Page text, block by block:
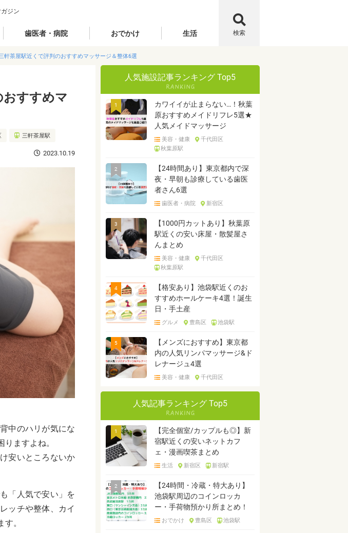
ジン
歯医者・病院 おでかけ 生活 検索
軒茶屋駅近くで評判のおすすめマッサージ＆整体6選
おすすめマ
三軒茶屋駅
2023.10.19
中のハリが気にな
ますよね。
安いところないか
「人気で安い」を
ッチや整体、カイ
。
人気施設記事ランキング Top5
1
カワイイが止まらない…！秋葉
原おすすめメイドリフレ5選★
人気メイドマッサージ
美容・健康
千代田区
秋葉原駅
2
【24時間あり】東京都内で深
夜・早朝も診療している歯医
者さん6選
歯医者・病院 新宿区
3
【1000円カットあり】秋葉原
駅近くの安い床屋・散髪屋さ
んまとめ
美容・健康
千代田区
秋葉原駅
4
【格安あり】池袋駅近くのお
すすめホールケーキ4選！誕生
日・手土産
グルメ 豊島区 池袋駅
5
【メンズにおすすめ】東京都
内の人気リンパマッサージ&ド
レナージュ4選
美容・健康 千代田区
人気記事ランキング Top5
1
【完全個室/カップルも◎】新
宿駅近くの安いネットカフ
ェ・漫画喫茶まとめ
生活 新宿区 新宿駅
2
【24時間・冷蔵・特大あり】
池袋駅周辺のコインロッカ
ー・手荷物預かり所まとめ！
おでかけ 豊島区 池袋駅